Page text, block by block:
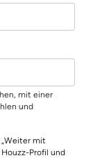
mit einer
und
„Weiter mit
Profil und